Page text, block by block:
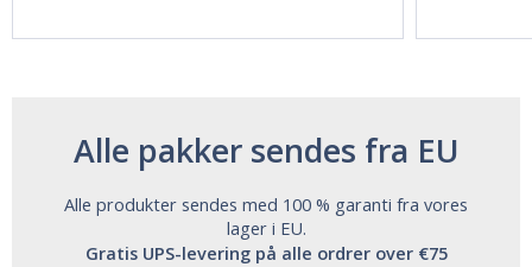
Alle pakker sendes fra EU
Alle produkter sendes med 100 % garanti fra vores
lager i EU.
Gratis UPS-levering på alle ordrer over €75